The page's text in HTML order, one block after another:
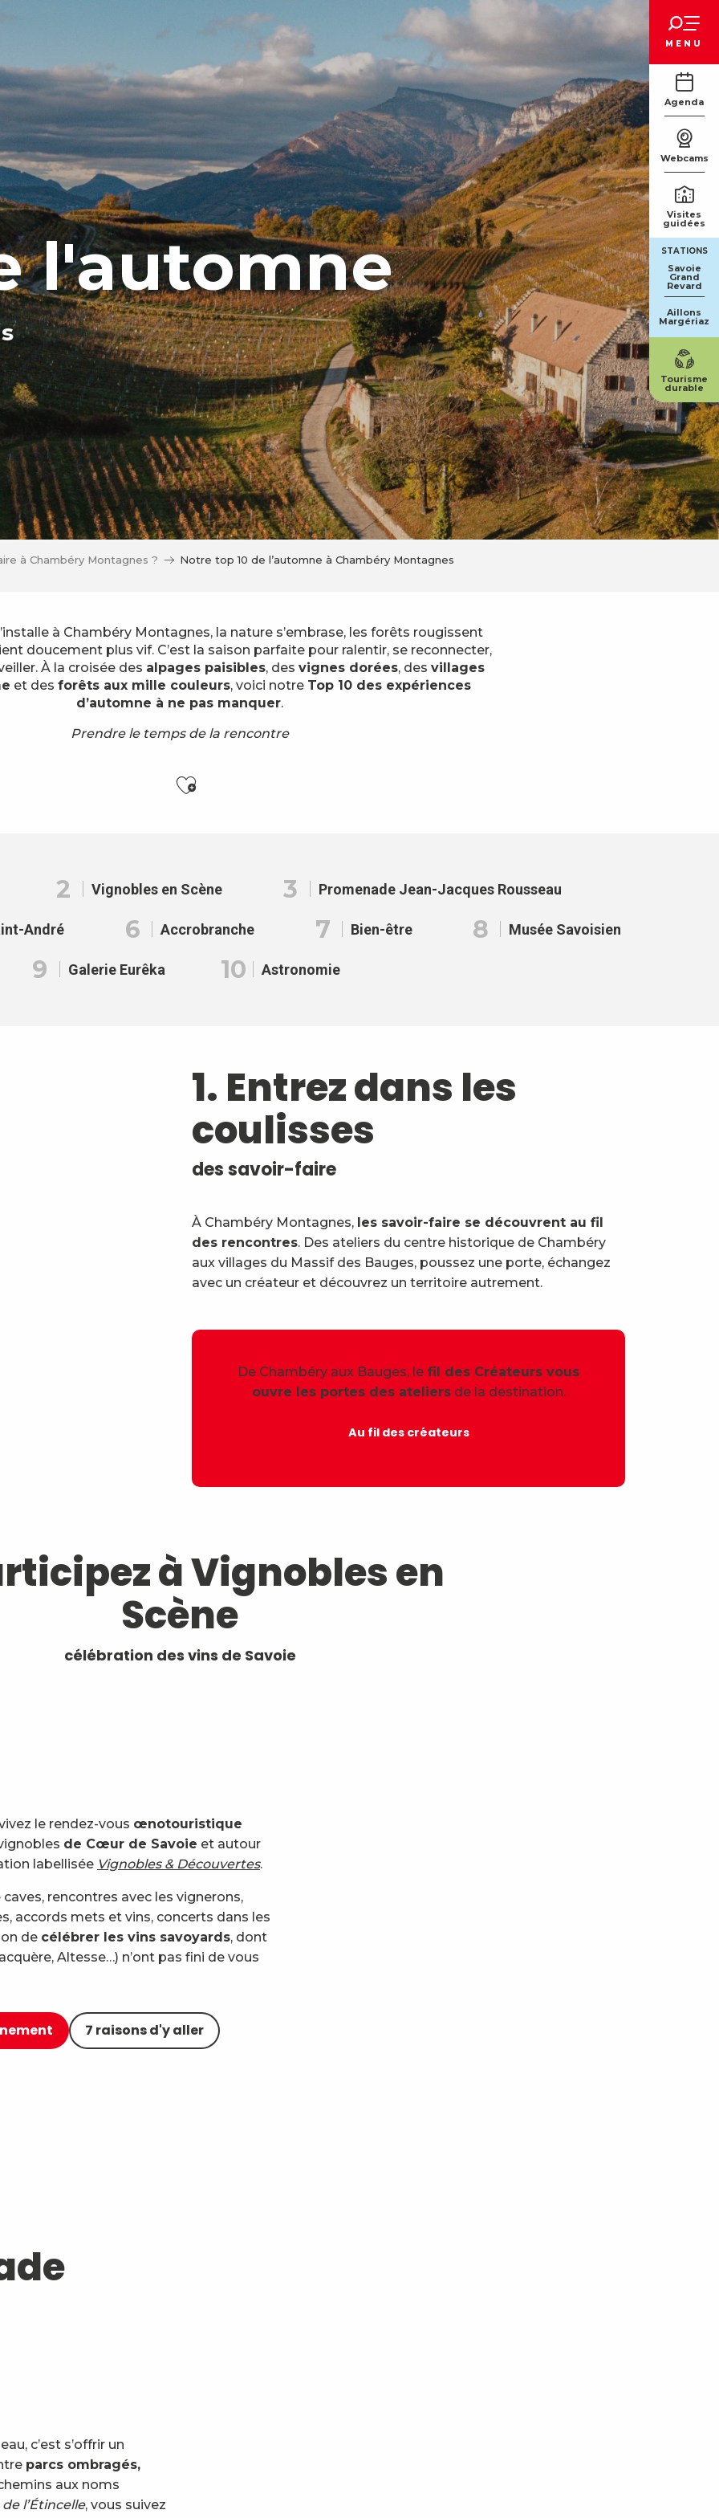
MENU
Agenda
Webcams
Visites
guidées
STATIONS
Savoie
Grand
Revard
Aillons
Margériaz
Tourisme
durable
l'automne
à Chambéry Montagnes ? Notre top 10 de l’automne à Chambéry Montagnes
à Chambéry Montagnes, la nature s’embrase, les forêts rougissent
doucement plus vif. C’est la saison parfaite pour ralentir, se reconnecter,
À la croisée des alpages paisibles, des vignes dorées, des villages
et des forêts aux mille couleurs, voici notre Top 10 des expériences
d’automne à ne pas manquer.
Prendre le temps de la rencontre
Ajouter aux favoris
2 Vignobles en Scène 3 Promenade Jean-Jacques Rousseau
André 6 Accrobranche 7 Bien-être 8 Musée Savoisien
9 Galerie Eurêka 10 Astronomie
1. Entrez dans les
coulisses
des savoir-faire
À Chambéry Montagnes, les savoir-faire se découvrent au fil
des rencontres. Des ateliers du centre historique de Chambéry
aux villages du Massif des Bauges, poussez une porte, échangez
avec un créateur et découvrez un territoire autrement.
De Chambéry aux Bauges, le fil des Créateurs vous
ouvre les portes des ateliersde la destination.
Au fil des créateurs
à Vignobles en
Scène
célébration des vins de Savoie
le rendez-vous œnotouristique
de Cœur de Savoie et autour
labellisée Vignobles & Découvertes.
rencontres avec les vignerons,
accords mets et vins, concerts dans les
de célébrer les vins savoyards, dont
Altesse…) n’ont pas fini de vous
7 raisons d'y aller
c’est s’offrir un
parcs ombragés,
aux noms
l’Étincelle, vous suivez